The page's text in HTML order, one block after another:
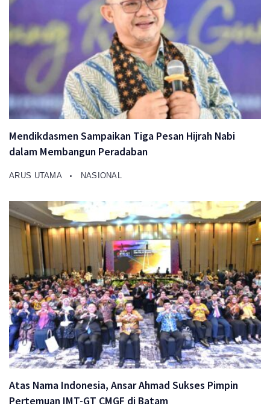
Mendikdasmen Sampaikan Tiga Pesan Hijrah Nabi
dalam Membangun Peradaban
ARUS UTAMA NASIONAL
Atas Nama Indonesia, Ansar Ahmad Sukses Pimpin
Pertemuan IMT-GT CMGF di Batam